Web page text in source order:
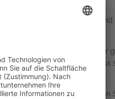
Restaurant.
Wochenmärkte oder
für gute Plätze und man muss
Foodtrucks leben von